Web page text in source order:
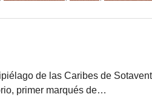
de las Caribes de
primer marqués de…